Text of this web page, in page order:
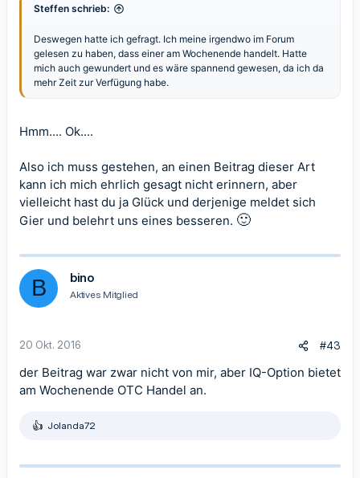
Steffen schrieb:
Deswegen hatte ich gefragt. Ich meine irgendwo im Forum
gelesen zu haben, dass einer am Wochenende handelt. Hatte
mich auch gewundert und es wäre spannend gewesen, da ich da
mehr Zeit zur Verfügung habe.
Hmm.... Ok....
Also ich muss gestehen, an einen Beitrag dieser Art
kann ich mich ehrlich gesagt nicht erinnern, aber
vielleicht hast du ja Glück und derjenige meldet sich
Gier und belehrt uns eines besseren. 🙂
B bino
Aktives Mitglied
20 Okt. 2016 #43
der Beitrag war zwar nicht von mir, aber IQ-Option bietet
am Wochenende OTC Handel an.
R
k
Jolanda72